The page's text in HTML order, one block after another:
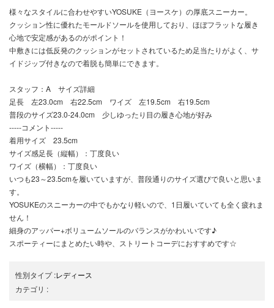
様々なスタイルに合わせやすいYOSUKE（ヨースケ）の厚底スニーカー。
クッション性に優れたモールドソールを使用しており、ほぼフラットな履き
心地で安定感があるのがポイント！
中敷きには低反発のクッションがセットされているため足当たりがよく、サ
イドジップ付きなので着脱も簡単にできます。
スタッフ：A サイズ詳細
足長 左23.0cm 右22.5cm ワイズ 左19.5cm 右19.5cm
普段のサイズ23.0-24.0cm 少しゆったり目の履き心地が好み
-----コメント-----
着用サイズ 23.5cm
サイズ感足長（縦幅）：丁度良い
ワイズ（横幅）：丁度良い
いつも23～23.5cmを履いていますが、普段通りのサイズ選びで良いと思いま
す。
YOSUKEのスニーカーの中でもかなり軽いので、1日履いていても全く疲れま
せん！
細身のアッパー+ボリュームソールのバランスがかわいいです♪
スポーティーにまとめたい時や、ストリートコーデにおすすめです☆
性別タイプ:レディース
カテゴリ :